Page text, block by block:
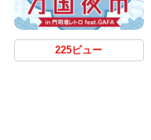
225ビュー